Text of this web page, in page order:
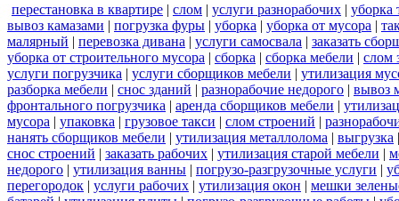
перестановка в квартире | слом | услуги разнорабочих | уборка
вывоз камазами | погрузка фуры | уборка | уборка от мусора |
малярный | перевозка дивана | услуги самосвала | заказать
уборка от строительного мусора | сборка | сборка мебели | слом
услуги погрузчика | услуги сборщиков мебели | утилизация
разборка мебели | снос зданий | разнорабочие недорого | вывоз
фронтального погрузчика | аренда сборщиков мебели |
мусора | упаковка | грузовое такси | слом строений |
нанять сборщиков мебели | утилизация металлолома | выгрузка
снос строений | заказать рабочих | утилизация старой мебели |
недорого | утилизация ванны | погрузо-разгрузочные услуги |
перегородок | услуги рабочих | утилизация окон | мешки